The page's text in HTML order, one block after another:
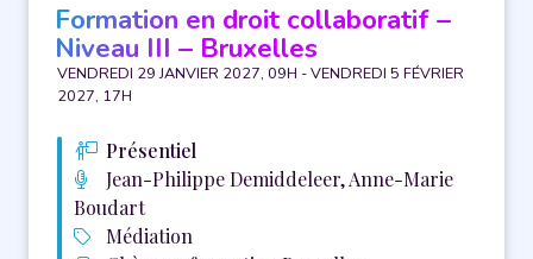
Formation en droit collaboratif –
Niveau III – Bruxelles
VENDREDI 29 JANVIER 2027, 09H - VENDREDI 5 FÉVRIER
2027, 17H
Présentiel
Jean-Philippe Demiddeleer, Anne-Marie
Boudart
Médiation